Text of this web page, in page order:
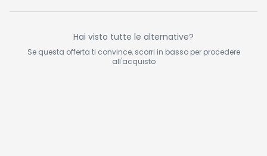
Auto, Moto, Bici,
Hai visto tutte le alternative?
Se questa offerta ti convince, scorri in basso per procedere
all'acquisto